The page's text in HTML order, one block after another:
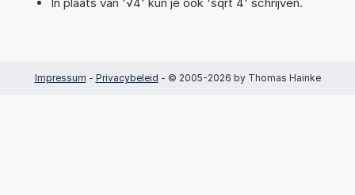
Impressum - Privacybeleid - © 2005-2026 by Thomas Hainke